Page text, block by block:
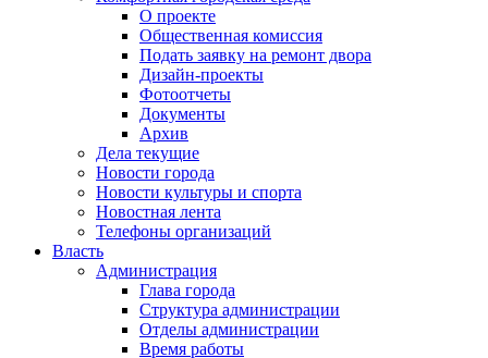
О проекте
Общественная комиссия
Подать заявку на ремонт двора
Дизайн-проекты
Фотоотчеты
Документы
Архив
Дела текущие
Новости города
Новости культуры и спорта
Новостная лента
Телефоны организаций
Власть
Администрация
Глава города
Структура администрации
Отделы администрации
Время работы